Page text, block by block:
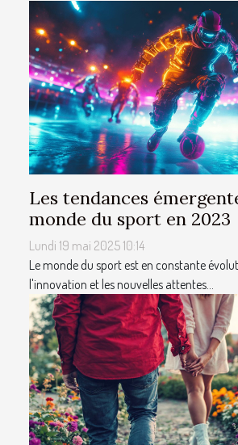
Les tendances
monde du sport en 2023
Lundi 19 mai 2025 10:14
Le monde du sport est en constante
l'innovation et les nouvelles attentes...